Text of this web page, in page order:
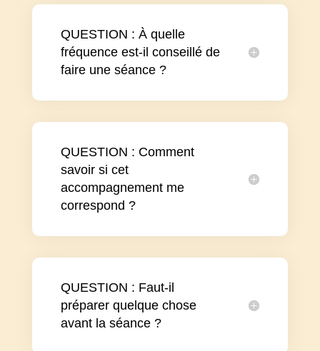
QUESTION : À quelle
fréquence est-il conseillé de
faire une séance ?
QUESTION : Comment
savoir si cet
accompagnement me
correspond ?
QUESTION : Faut-il
préparer quelque chose
avant la séance ?